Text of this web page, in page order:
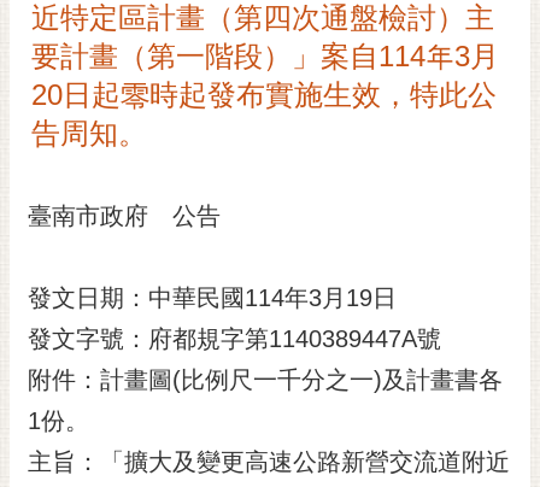
市府動態
市府團隊
市政資訊
黃
偉
哲
螢
光
近特定區計畫（第四次通盤檢討）主
要計畫（第一階段）」案自114年3月
20日起零時起發布實施生效，特此公
告周知。
臺南市政府 公告
發文日期：中華民國114年3月19日
發文字號：府都規字第1140389447A號
附件：計畫圖(比例尺一千分之一)及計畫書各
1份。
主旨：「擴大及變更高速公路新營交流道附近